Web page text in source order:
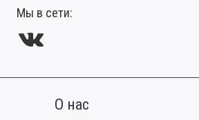
Мы в сети:
О нас